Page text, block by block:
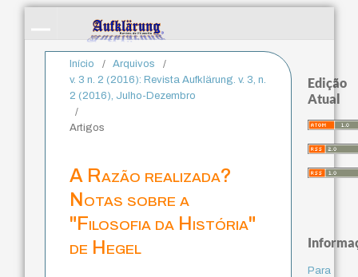
Início / Arquivos
/
v. 3 n. 2 (2016): Revista Aufklärung. v. 3, n.
2 (2016), Julho-Dezembro
/
Artigos
A Razão realizada?
Notas sobre a
"Filosofia da História"
de Hegel
Edição
Atual
Para